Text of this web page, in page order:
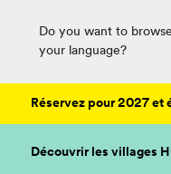
Do you want to
your language?
Réservez pour 2027 et
Découvrir les villages